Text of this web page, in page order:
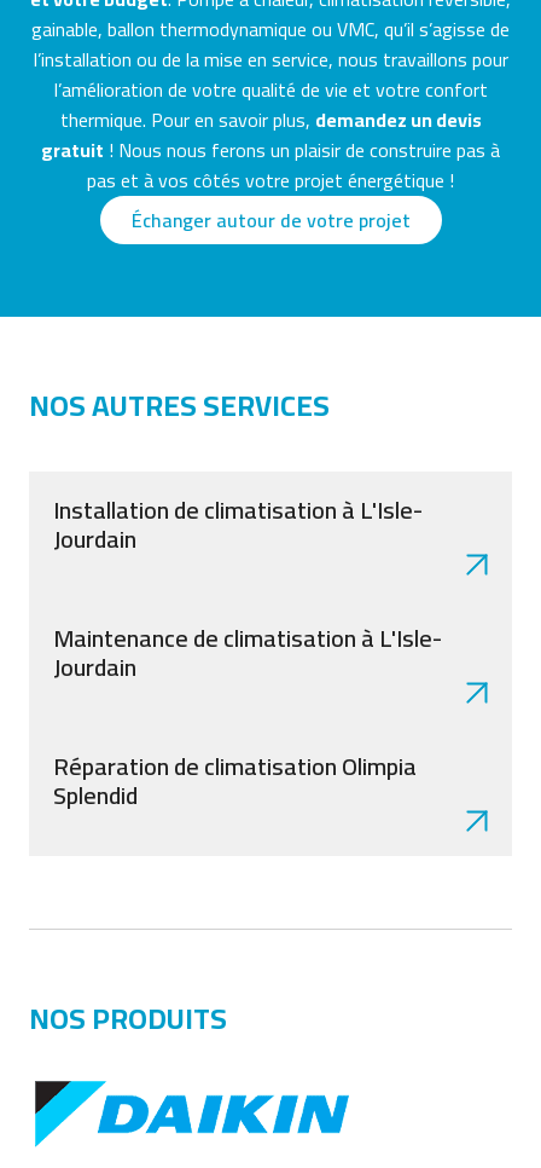
gainable, ballon thermodynamique ou VMC, qu’il s’agisse de
l’installation ou de la mise en service, nous travaillons pour
l’amélioration de votre qualité de vie et votre confort
thermique. Pour en savoir plus, demandez un devis
gratuit ! Nous nous ferons un plaisir de construire pas à
pas et à vos côtés votre projet énergétique !
Échanger autour de votre projet
NOS AUTRES SERVICES
Installation de climatisation à L'Isle-
Jourdain
Maintenance de climatisation à L'Isle-
Jourdain
Réparation de climatisation Olimpia
Splendid
NOS PRODUITS